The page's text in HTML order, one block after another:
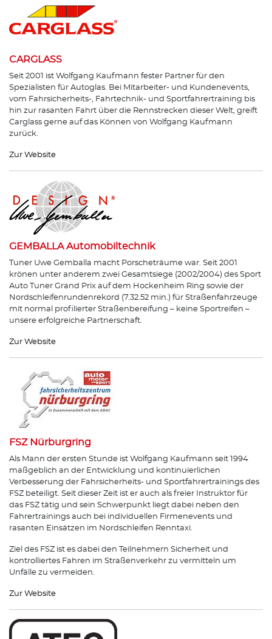
CARGLASS
Seit 2001 ist Wolfgang Kaufmann fester Partner für den
Spezialisten für Autoglas. Bei Mitarbeiter- und Kundenevents,
vom Fahrsicherheits-, Fahrtechnik- und Sportfahrertraining bis
hin zur rasanten Fahrt über die Rennstrecken dieser Welt, greift
Carglass gerne auf das Können von Wolfgang Kaufmann
zurück.
Zur Website
GEMBALLA Automobiltechnik
Tuner Uwe Gemballa macht Porscheträume war. Seit 2001
krönen unter anderem zwei Gesamtsiege (2002/2004) des Sport
Auto Tuner Grand Prix auf dem Hockenheim Ring sowie der
Nordschleifenrundenrekord (7.32.52 min.) für Straßenfahrzeuge
mit normal profilierter Straßenbereifung – keine Sportreifen –
unsere erfolgreiche Partnerschaft.
Zur Website
FSZ Nürburgring
Als Mann der ersten Stunde ist Wolfgang Kaufmann seit 1994
maßgeblich an der Entwicklung und kontinuierlichen
Verbesserung der Fahrsicherheits- und Sportfahrertrainings des
FSZ beteiligt. Seit dieser Zeit ist er auch als freier Instruktor für
das FSZ tätig und sein Schwerpunkt liegt dabei neben den
Fahrertrainings auch bei individuellen Firmenevents und
rasanten Einsätzen im Nordschleifen Renntaxi.
Ziel des FSZ ist es dabei den Teilnehmern Sicherheit und
kontrolliertes Fahren im Straßenverkehr zu vermitteln um
Unfälle zu vermeiden.
Zur Website